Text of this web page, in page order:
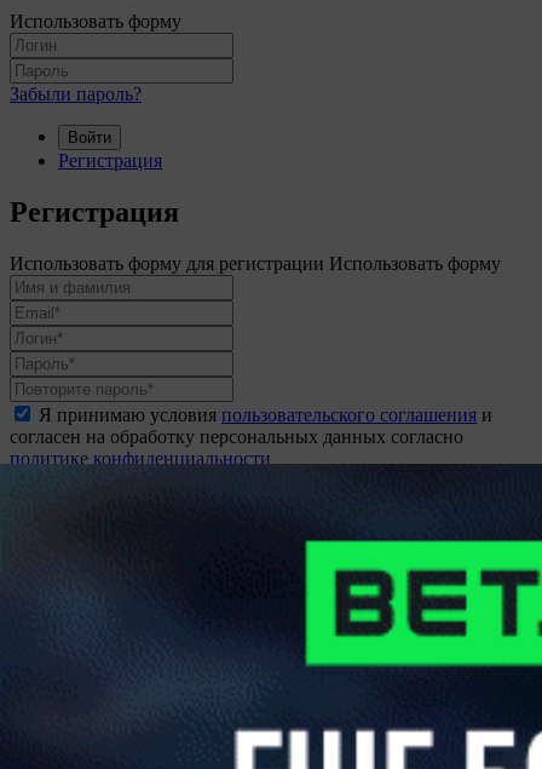
Использовать форму
Забыли пароль?
Войти
Регистрация
Регистрация
Использовать форму для регистрации Использовать форму
Я принимаю условия пользовательского соглашения и
согласен на обработку персональных данных согласно
политике конфиденциальности
Вам будет отправлена ссылка для восстановления доступа
Неавторизованные пользователи не могут оставлять